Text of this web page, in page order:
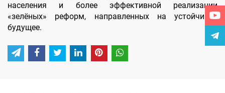
населения и более эффективной реализации
«зелёных» реформ, направленных на устойчивое
будущее.